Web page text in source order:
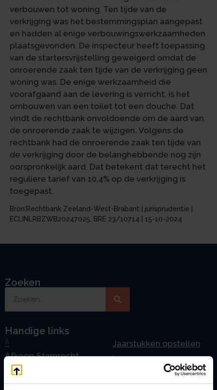
verbouwen tot woning. Ten tijde van de
verkrijging was het bestemmingsplan aangepast
en hadden al enige verbouwingswerkzaamheden
plaatsgevonden. De inspecteur heeft toepassing
van de startersvrijstelling geweigerd omdat de
onroerende zaak ten tijde van de verkrijging geen
woning was. De enige werkzaamheid die
voorafgaand aan de levering is verricht, is het
ombouwen van een toilet tot een douche. Dat
vindt de rechtbank onvoldoende om de aard van
de onroerende zaak te wijzigen. Volgens de
rechtbank had de onroerende zaak ten tijde van
de verkrijging door de belanghebbende nog zijn
oorspronkelijk aard. Dat betekent dat terecht het
reguliere tarief van 10,4% op de verkrijging is
toegepast.
Bron:Rechtbank Zeeland-West-Brabant | jurisprudentie |
ECLINLRBZWB20247025, BRE 23/10714 | 15-10-2024
Zoeken
Handige links
A
Afkoop Stamrecht
Belastingdienst
Jaarstukken opstellen
L
Lenen van de BV
Lijfrente BV